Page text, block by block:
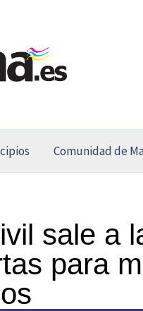
Comunidad de
sale a
para